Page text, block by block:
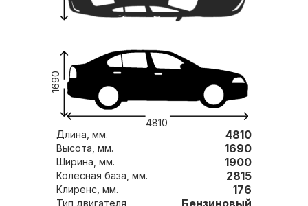
4810
1690
Длина, мм. 4810
Высота, мм. 1690
Ширина, мм. 1900
Колесная база, мм. 2815
Клиренс, мм. 176
Тип двигателя Бензиновый